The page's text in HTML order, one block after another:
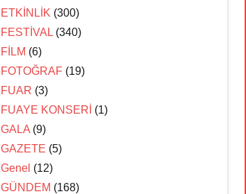
ETKİNLİK (300)
FESTİVAL (340)
FİLM (6)
FOTOĞRAF (19)
FUAR (3)
FUAYE KONSERİ (1)
GALA (9)
GAZETE (5)
Genel (12)
GÜNDEM (168)